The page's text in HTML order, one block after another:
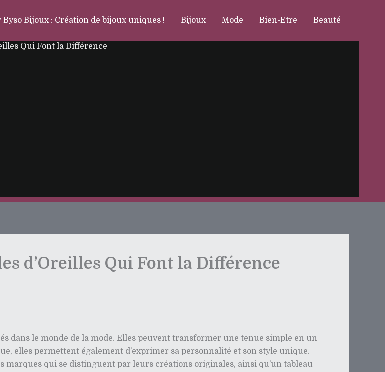
Byso Bijoux : Création de bijoux uniques ! Bijoux Mode Bien-Etre Beauté
Qui Font la Différence
d’Oreilles Qui Font la Différence
dans le monde de la mode. Elles peuvent transformer une tenue simple en un
elles permettent également d’exprimer sa personnalité et son style unique.
marques qui se distinguent par leurs créations originales, ainsi qu’un tableau